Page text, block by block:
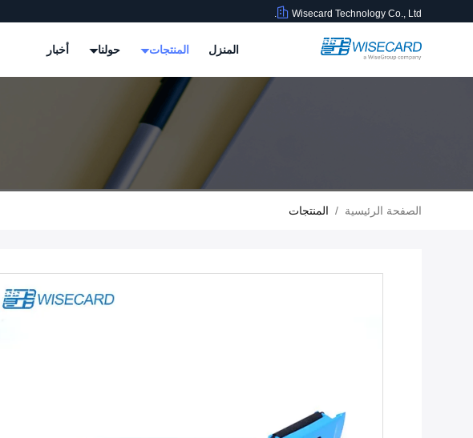
Wisecard Technology Co., Ltd.
المنزل المنتجات حولنا أخبار
الصفحة الرئيسية / المنتجات